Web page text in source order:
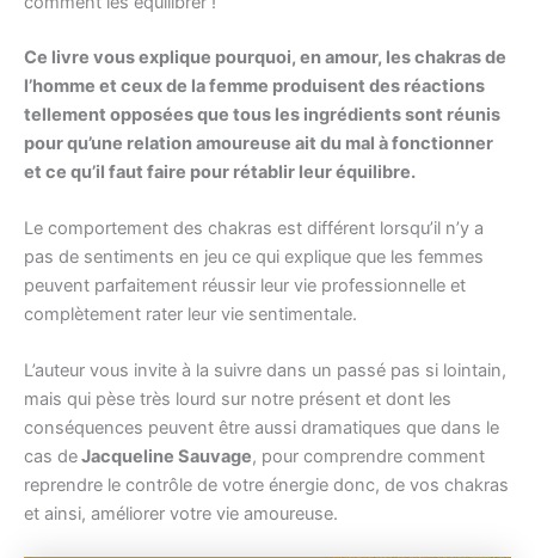
Ce livre vous explique pourquoi, en amour, les chakras de
l’homme et ceux de la femme produisent des réactions
tellement opposées que tous les ingrédients sont réunis
pour qu’une relation amoureuse ait du mal à fonctionner
et ce qu’il faut faire pour rétablir leur équilibre.
Le comportement des chakras est différent lorsqu’il n’y a
pas de sentiments en jeu ce qui explique que les femmes
peuvent parfaitement réussir leur vie professionnelle et
complètement rater leur vie sentimentale.
L’auteur vous invite à la suivre dans un passé pas si lointain,
mais qui pèse très lourd sur notre présent et dont les
conséquences peuvent être aussi dramatiques que dans le
cas deJacqueline Sauvage, pour comprendre comment
reprendre le contrôle de votre énergie donc, de vos chakras
et ainsi, améliorer votre vie amoureuse.